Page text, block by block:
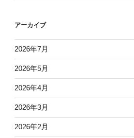
アーカイブ
2026年7月
2026年5月
2026年4月
2026年3月
2026年2月